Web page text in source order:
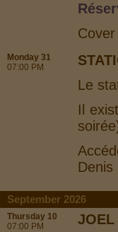
Monday 31
07:00 PM
Le
Il
Denis
September 2026
Thursday 10
07:00 PM
JOEL